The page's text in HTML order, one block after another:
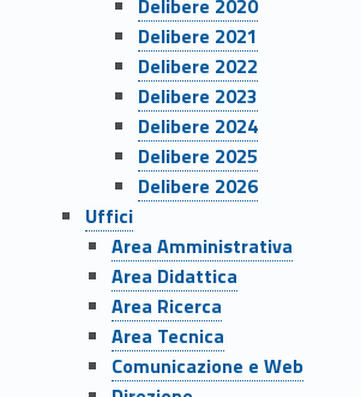
Delibere 2020
Delibere 2021
Delibere 2022
Delibere 2023
Delibere 2024
Delibere 2025
Delibere 2026
Uffici
Area Amministrativa
Area Didattica
Area Ricerca
Area Tecnica
Comunicazione e Web